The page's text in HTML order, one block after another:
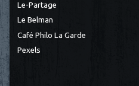
Le-Partage
Le Belman
Café Philo La Garde
Pexels